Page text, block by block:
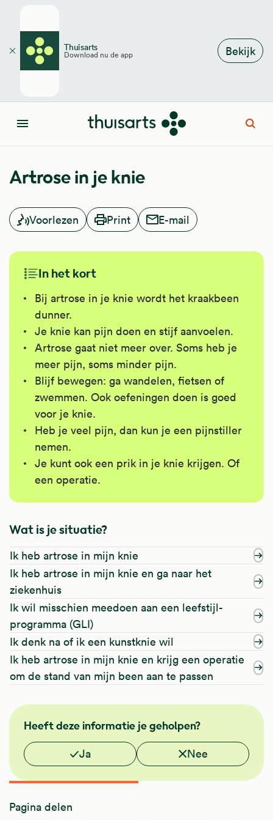
Thuisarts
Download nu de app Bekijk
Sluiten
Menu
Artrose in je knie
Voorlezen Print E-mail
In het kort
Bij artrose in je knie wordt het kraakbeen
dunner.
Je knie kan pijn doen en stijf aanvoelen.
Artrose gaat niet meer over. Soms heb je
meer pijn, soms minder pijn.
Blijf bewegen: ga wandelen, fietsen of
zwemmen. Ook oefeningen doen is goed
voor je knie.
Heb je veel pijn, dan kun je een pijnstiller
nemen.
Je kunt ook een prik in je knie krijgen. Of
een operatie.
Wat is je situatie?
Ik heb artrose in mijn knie
Ik heb artrose in mijn knie en ga naar het
ziekenhuis
Ik wil misschien meedoen aan een leefstijl-
programma (GLI)
Ik denk na of ik een kunstknie wil
Ik heb artrose in mijn knie en krijg een operatie
om de stand van mijn been aan te passen
FMS
NHGHeeft deze informatie je geholpen?
Vond je deze informatie nuttig?
Ja Nee
Pagina delen